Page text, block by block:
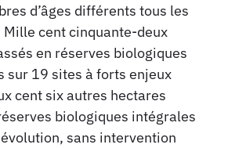
d’âges différents tous les
cent cinquante-deux
en réserves biologiques
sur 19 sites à forts enjeux
cent six autres hectares
biologiques intégrales
sans intervention